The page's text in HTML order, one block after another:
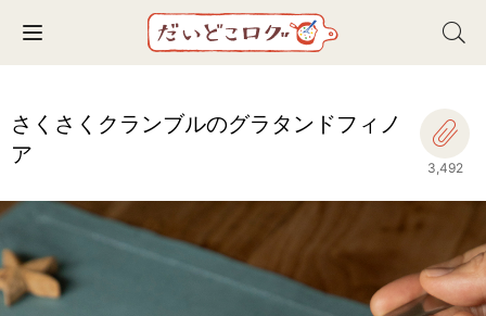
Toggle navigation
さくさくクランブルのグラタンドフィノ
ア
3,492